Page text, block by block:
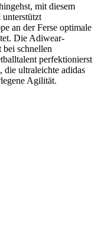
mit diesem
unterstützt
an der Ferse optimale
Die Adiwear-
schnellen
perfektionierst
die ultraleichte adidas
Agilität.